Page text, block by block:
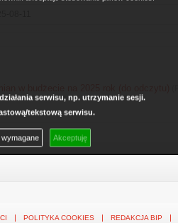
serwisu, np. utrzymanie sesji.
tekstową serwisu.
Akceptuję
w budżecie na 2025 rok (do odczytu)
POLITYKA COOKIES REDAKCJA BIP